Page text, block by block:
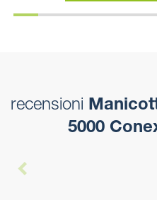
recensioni
5000